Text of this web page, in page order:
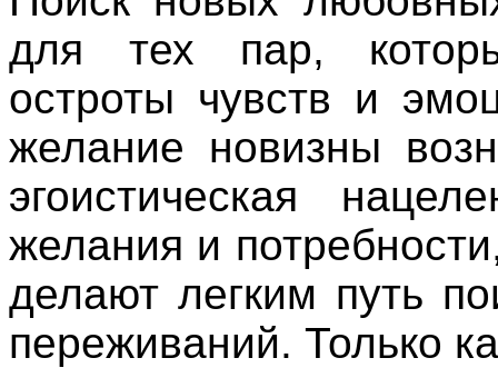
для тех пар,
остроты чувств и
желание новизны
эгоистическая
желания и
делают легким путь
переживаний. Только